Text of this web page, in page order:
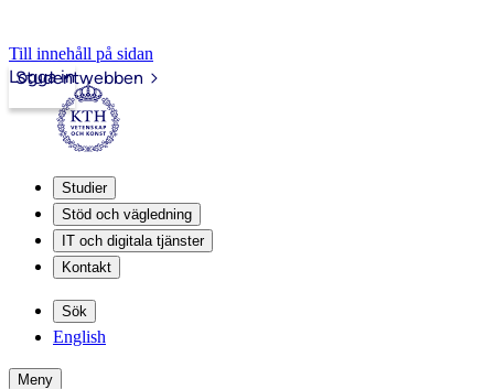
Till innehåll på sidan
Studentwebben
Logga in
Studier
Stöd och vägledning
IT och digitala tjänster
Kontakt
Sök
English
Meny